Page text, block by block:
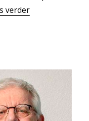
verder